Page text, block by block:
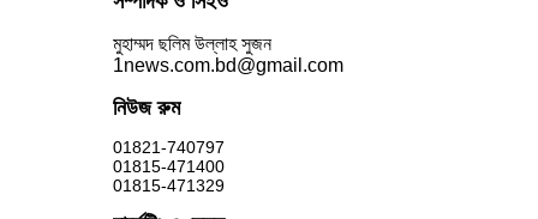
মুহাম্মদ ছলিম উল্লাহ সুজন
1news.com.bd@gmail.com
নিউজ রুম
01821-740797
01815-471400
01815-471329